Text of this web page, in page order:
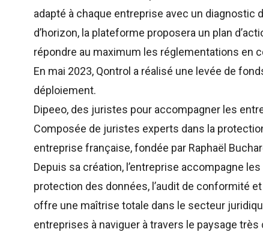
adapté à chaque entreprise avec un
d’horizon, la plateforme proposera un plan
répondre au maximum les réglementations en
En mai 2023, Qontrol a réalisé une levée de
déploiement.
Dipeeo, des juristes pour accompagner les
Composée de juristes experts dans la
entreprise française, fondée par Raphaël
Depuis sa création, l’entreprise accompagne
protection des données, l’audit de conformité
offre une maîtrise totale dans le secteur
entreprises à naviguer à travers le paysage